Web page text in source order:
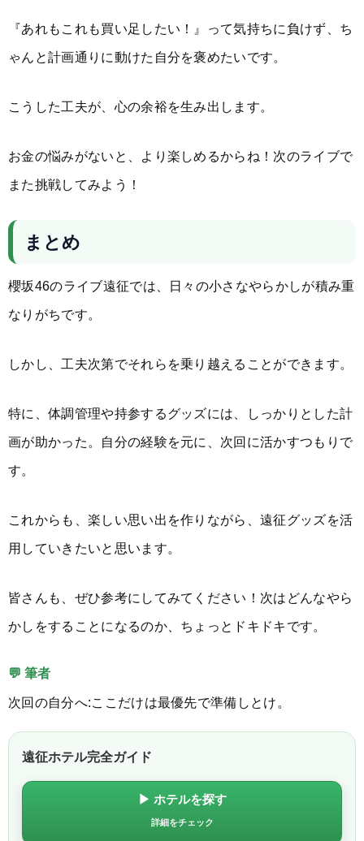
『あれもこれも買い足したい！』って気持ちに負けず、ち
ゃんと計画通りに動けた自分を褒めたいです。
こうした工夫が、心の余裕を生み出します。
お金の悩みがないと、より楽しめるからね！次のライブで
また挑戦してみよう！
まとめ
櫻坂46のライブ遠征では、日々の小さなやらかしが積み重
なりがちです。
しかし、工夫次第でそれらを乗り越えることができます。
特に、体調管理や持参するグッズには、しっかりとした計
画が助かった。自分の経験を元に、次回に活かすつもりで
す。
これからも、楽しい思い出を作りながら、遠征グッズを活
用していきたいと思います。
皆さんも、ぜひ参考にしてみてください！次はどんなやら
かしをすることになるのか、ちょっとドキドキです。
💬 筆者
次回の自分へ:ここだけは最優先で準備しとけ。
遠征ホテル完全ガイド
▶ ホテルを探す
詳細をチェック